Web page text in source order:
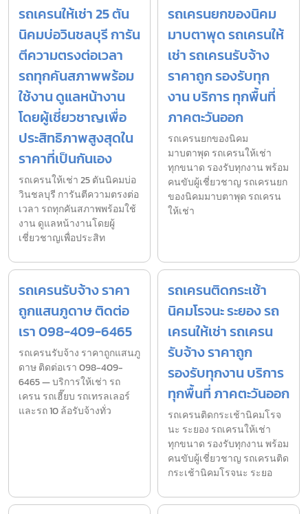
รถเครนให้เช่า 25 ตัน
นิคมบ่อวินชลบุรี การัน
ตีความตรงต่อเวลา
รถทุกคันสภาพพร้อม
ใช้งาน ดูแลหน้างาน
โดยผู้เชี่ยวชาญเพื่อ
ประสิทธิภาพสูงสุดใน
ราคาที่เป็นกันเอง
รถเครนให้เช่า 25 ตันนิคมบ่อ
วินชลบุรี การันตีความตรงต่อ
เวลา รถทุกคันสภาพพร้อมใช้
งาน ดูแลหน้างานโดยผู้
เชี่ยวชาญเพื่อประสิท
รถเครนยกของนิคม
มาบตาพุด รถเครนให้
เช่า รถเครนรับจ้าง
ราคาถูก รองรับทุก
งาน บริการ ทุกพื้นที่
ภาคตะวันออก
รถเครนยกของนิคม
มาบตาพุด รถเครนให้เช่า
ทุกขนาด รองรับทุกงาน พร้อม
คนขับผู้เชี่ยวชาญ รถเครนยก
ของนิคมมาบตาพุด รถเครน
ให้เช่า
รถเครนรับจ้าง ราคา
ถูกแสนภูดาษ ติดต่อ
เรา 098-409-6465
รถเครนรับจ้าง ราคาถูกแสนภู
ดาษ ติดต่อเรา 098-409-
6465 — บริการให้เช่า รถ
เครน รถเฮี๊ยบ รถเทรลเลอร์
และรถ 10 ล้อรับจ้างทั่ว
รถเครนติดกระเช้า
นิคมโรจนะ ระยอง รถ
เครนให้เช่า รถเครน
รับจ้าง ราคาถูก
รองรับทุกงาน บริการ
ทุกพื้นที่ ภาคตะวันออก
รถเครนติดกระเช้านิคมโรจ
นะ ระยอง รถเครนให้เช่า
ทุกขนาด รองรับทุกงาน พร้อม
คนขับผู้เชี่ยวชาญ รถเครนติด
กระเช้านิคมโรจนะ ระยอ